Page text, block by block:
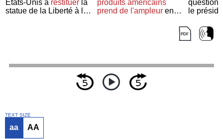
États-Unis à restituer la
statue de la Liberté à la
produits américains
prend de l'ampleuren
question
le
TEXT SIZE
aa AA